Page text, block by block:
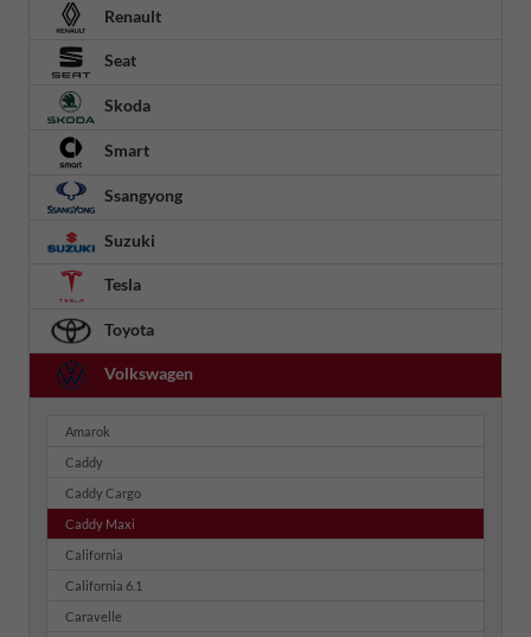
Renault
Seat
Skoda
Smart
Ssangyong
Suzuki
Tesla
Toyota
Volkswagen
Amarok
Caddy
Caddy Cargo
Caddy Maxi
California
California 6.1
Caravelle